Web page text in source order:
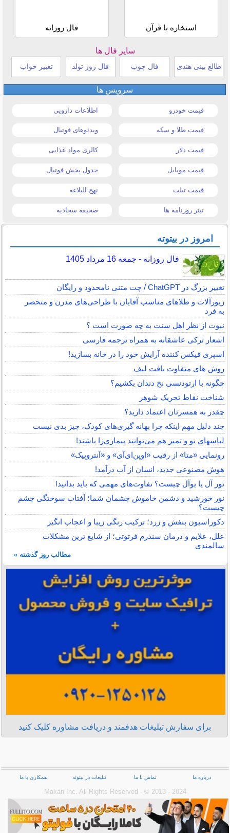
استخاره با قرآن فال روزانه
سایر فال ها
طالع بینی هندی فال چوب فال روز تولد تعبیر خواب
سرویس ها
قیمت خودرو اطلاعات دارویی
قیمت طلا و سکه ویدئوهای فوتبال
قیمت دلار کالری مواد غذایی
قیمت موبایل جدول پخش فوتبال
قیمت تبلت نهج البلاغه
تیتر روزنامه ها صحیفه سجادیه
امروز در بیتوته
فال روزانه - جمعه 16 مرداد 1405
تغییر بزرگ در ChatGPT / چت متنی نامحدود و رایگان
زیورآلات و طلاهای مناسب آقایان با طراحی‌های مدرن و منحصر
به فرد
نبوت از نظر اهل سنت به چه صورت است ؟
اشعار ترکی عاشقانه به همراه ترجمه فارسی
اسپری فیکس کننده آرایش خود را در خانه بسازید!
روش های متفاوت بافت لیف
چگونه با ارتودنسی نخ دندان بکشیم؟
شناخت نقاط تحریک شوهر
چقدر به همسرتان اعتماد دارید؟
چند دلیل مهم اینکه چرا بهانه گیری‌های کودک، چیز بدی نیست
لباس‎های نو و تمیز هم می‌توانند بیماری‌زا باشند!
رونمایی «متا» از رقیب «اوپن‌ای‌آی» و «آنتروپیک»
هوش مصنوعی جدید، انسان از آب درآمد!
تور آل یا یوآل چیست؟ تفاوت‌های مهمی که باید بدانید!
نور خورشید و دشمن خاموش چشمان شما؛ آفتاب سوختگی چشم
چیست؟
دکوراسیون بنفش و زرد؛ ترکیب رنگی زیبا و اعجاب انگیز
علل، علایم و درمان سندرم فرتوتی؛ از شایع ترین مشکلات
سالمندی
مطالب روز گذشته »
برای سفارش تبلیغات هدفمند و دریافت مشاوره کلیک کنید
درباره ما تماس با ما تبلیغات در بیتوته همکاری با ما
Makan Inc.‎ All Rights Reserved - © 2013 - 2024